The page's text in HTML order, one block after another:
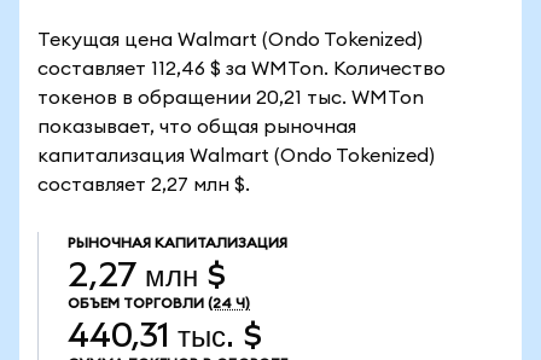
Текущая цена Walmart (Ondo Tokenized)
составляет 112,46 $ за WMTon. Количество
токенов в обращении 20,21 тыс. WMTon
показывает, что общая рыночная
капитализация Walmart (Ondo Tokenized)
составляет 2,27 млн $.
РЫНОЧНАЯ КАПИТАЛИЗАЦИЯ
2,27 млн $
ОБЪЕМ ТОРГОВЛИ (24 Ч)
440,31 тыс. $